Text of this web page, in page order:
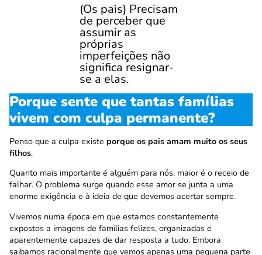
(Os pais) Precisam
de perceber que
assumir as
próprias
imperfeições não
significa resignar-
se a elas.
Porque sente que tantas famílias
vivem com culpa permanente?
Penso que a culpa existe porque os pais amam muito os seus
filhos.
Quanto mais importante é alguém para nós, maior é o receio de
falhar. O problema surge quando esse amor se junta a uma
enorme exigência e à ideia de que devemos acertar sempre.
Vivemos numa época em que estamos constantemente
expostos a imagens de famílias felizes, organizadas e
aparentemente capazes de dar resposta a tudo. Embora
saibamos racionalmente que vemos apenas uma pequena parte